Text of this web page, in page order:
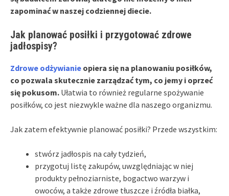
zapominać w naszej codziennej diecie.
Jak planować posiłki i przygotować zdrowe
jadłospisy?
Zdrowe odżywianie opiera się na planowaniu posiłków,
co pozwala skutecznie zarządzać tym, co jemy i oprzeć
się pokusom. Ułatwia to również regularne spożywanie
posiłków, co jest niezwykle ważne dla naszego organizmu.
Jak zatem efektywnie planować posiłki? Przede wszystkim:
stwórz jadłospis na cały tydzień,
przygotuj listę zakupów, uwzględniając w niej
produkty pełnoziarniste, bogactwo warzyw i
owoców, a także zdrowe tłuszcze i źródła białka,